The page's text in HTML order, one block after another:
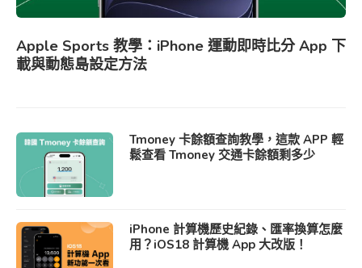
Apple Sports 教學：iPhone 運動即時比分 App 下
載與動態島設定方法
Tmoney 卡餘額查詢教學，這款 APP 輕
鬆查看 Tmoney 交通卡餘額剩多少
iPhone 計算機歷史紀錄、匯率換算怎麼
用？iOS18 計算機 App 大改版！